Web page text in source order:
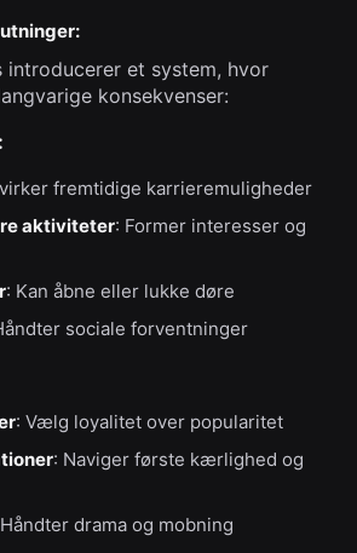
introducerer et system, hvor
konsekvenser:
fremtidige karrieremuligheder
aktiviteter: Former interesser og
: Kan åbne eller lukke døre
sociale forventninger
: Vælg loyalitet over popularitet
: Naviger første kærlighed og
drama og mobning